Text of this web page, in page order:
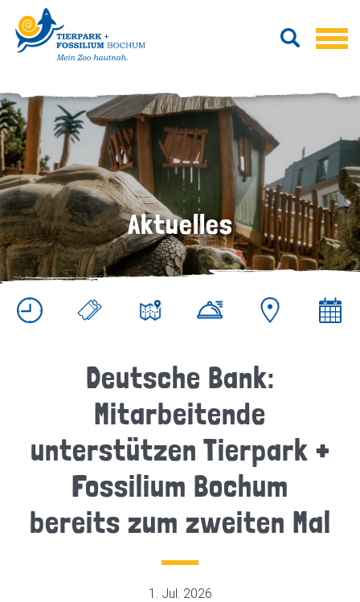
Aktuelles
Deutsche Bank:
Mitarbeitende
unterstützen Tierpark +
Fossilium Bochum
bereits zum zweiten Mal
1. Jul. 2026